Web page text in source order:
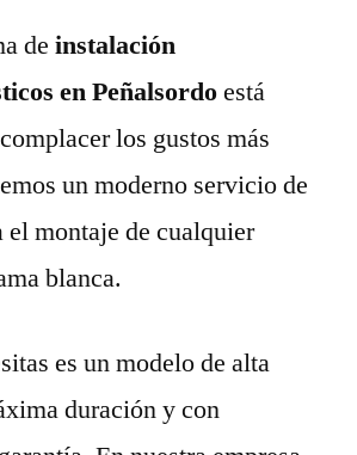
de instalación
en Peñalsordoestá
los gustos más
un moderno servicio de
el montaje de cualquier
blanca.
es un modelo de alta
duración y con